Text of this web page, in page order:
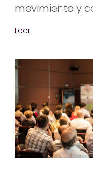
movimiento y
Leer